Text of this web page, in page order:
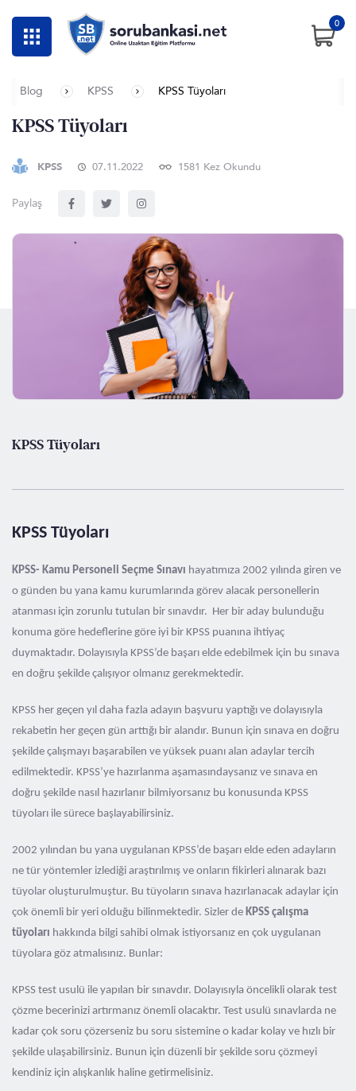
0
Blog KPSS KPSS Tüyoları
KPSS Tüyoları
KPSS 07.11.2022 1581 Kez Okundu
Paylaş
KPSS Tüyoları
KPSS Tüyoları
KPSS- Kamu Personeli Seçme Sınavı hayatımıza 2002 yılında giren ve
o günden bu yana kamu kurumlarında görev alacak personellerin
atanması için zorunlu tutulan bir sınavdır. Her bir aday bulunduğu
konuma göre hedeflerine göre iyi bir KPSS puanına ihtiyaç
duymaktadır. Dolayısıyla KPSS’de başarı elde edebilmek için bu sınava
en doğru şekilde çalışıyor olmanız gerekmektedir.
KPSS her geçen yıl daha fazla adayın başvuru yaptığı ve dolayısıyla
rekabetin her geçen gün arttığı bir alandır. Bunun için sınava en doğru
şekilde çalışmayı başarabilen ve yüksek puanı alan adaylar tercih
edilmektedir. KPSS’ye hazırlanma aşamasındaysanız ve sınava en
doğru şekilde nasıl hazırlanır bilmiyorsanız bu konusunda KPSS
tüyoları ile sürece başlayabilirsiniz.
2002 yılından bu yana uygulanan KPSS’de başarı elde eden adayların
ne tür yöntemler izlediği araştırılmış ve onların fikirleri alınarak bazı
tüyolar oluşturulmuştur. Bu tüyoların sınava hazırlanacak adaylar için
çok önemli bir yeri olduğu bilinmektedir. Sizler de KPSS çalışma
tüyoları hakkında bilgi sahibi olmak istiyorsanız en çok uygulanan
tüyolara göz atmalısınız. Bunlar:
KPSS test usulü ile yapılan bir sınavdır. Dolayısıyla öncelikli olarak test
çözme becerinizi artırmanız önemli olacaktır. Test usulü sınavlarda ne
kadar çok soru çözerseniz bu soru sistemine o kadar kolay ve hızlı bir
şekilde ulaşabilirsiniz. Bunun için düzenli bir şekilde soru çözmeyi
kendiniz için alışkanlık haline getirmelisiniz.